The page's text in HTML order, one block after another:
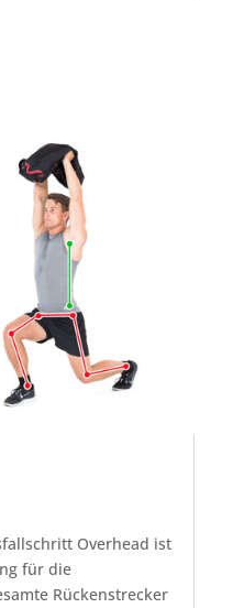
Overhead ist
für die
Rückenstrecker